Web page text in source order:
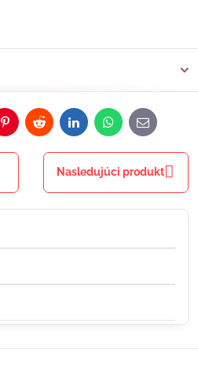
PinterestRedditLinkedInWhatsApp
E-
mail
Nasledujúci produkt